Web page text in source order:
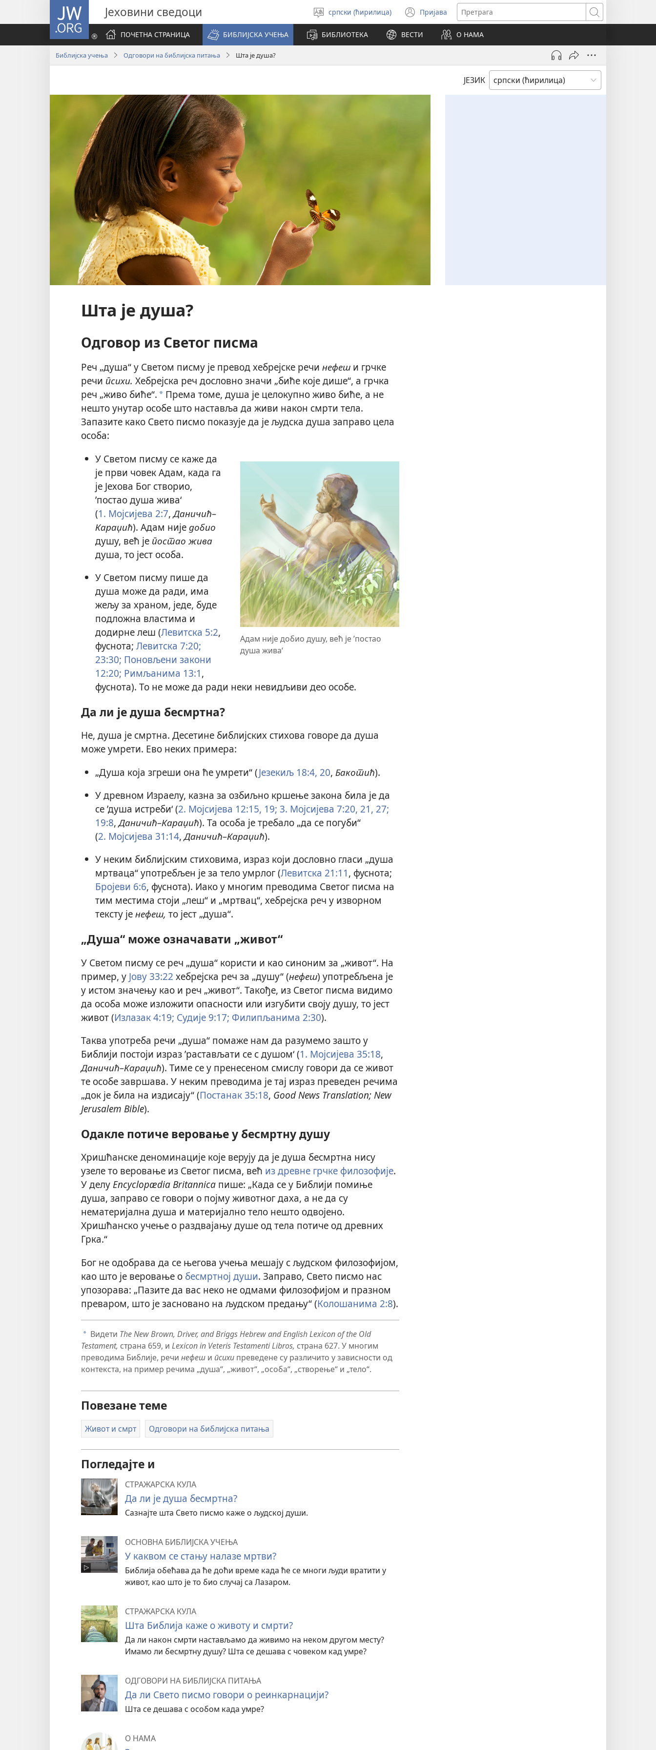
JW.ORG Јеховини сведоци
Изабери
језик
српски (ћирилица) Пријава
(отвара
нови
прозор)
Претрага
ПОЧЕТНА СТРАНИЦА
БИБЛИЈСКА УЧЕЊА БИБЛИОТЕКА ВЕСТИ О НАМА
Библијска учења Одговори на библијска питања Шта је душа?
ЈЕЗИК
Шта је душа?
Одговор из Светог писма
Реч „душа“ у Светом писму је превод хебрејске речи нефеш и грчке
речи психи. Хебрејска реч дословно значи „биће које дише“, а грчка
реч „живо биће“. a Према томе, душа је целокупно живо биће, а не
нешто унутар особе што наставља да живи након смрти тела.
Запазите како Свето писмо показује да је људска душа заправо цела
особа:
Адам није добио душу, већ је ’постао
душа жива‘
У Светом писму се каже да
је први човек Адам, када га
је Јехова Бог створио,
’постао душа жива‘
(1. Мојсијева 2:7,Даничић–
Караџић). Адам није добио
душу, већ је постао жива
душа, то јест особа.
У Светом писму пише да
душа може да ради, има
жељу за храном, једе, буде
подложна властима и
додирне леш (Левитска 5:2,
фуснота; Левитска 7:20;
23:30; Поновљени закони
12:20; Римљанима 13:1,
фуснота). То не може да ради неки невидљиви део особе.
Да ли је душа бесмртна?
Не, душа је смртна. Десетине библијских стихова говоре да душа
може умрети. Ево неких примера:
„Душа која згреши она ће умрети“ (Језекиљ 18:4, 20, Бакотић).
У древном Израелу, казна за озбиљно кршење закона била је да
се ’душа истреби‘ (2. Мојсијева 12:15, 19; 3. Мојсијева 7:20, 21, 27;
19:8,Даничић–Караџић). Та особа је требало „да се погуби“
(2. Мојсијева 31:14,Даничић–Караџић).
У неким библијским стиховима, израз који дословно гласи „душа
мртваца“ употребљен је за тело умрлог (Левитска 21:11, фуснота;
Бројеви 6:6, фуснота). Иако у многим преводима Светог писма на
тим местима стоји „леш“ и „мртвац“, хебрејска реч у изворном
тексту јенефеш, то јест „душа“.
„Душа“ може означавати „живот“
У Светом писму се реч „душа“ користи и као синоним за „живот“. На
пример, у Јову 33:22 хебрејска реч за „душу“ (нефеш) употребљена је
у истом значењу као и реч „живот“. Такође, из Светог писма видимо
да особа може изложити опасности или изгубити своју душу, то јест
живот (Излазак 4:19; Судије 9:17; Филипљанима 2:30).
Таква употреба речи „душа“ помаже нам да разумемо зашто у
Библији постоји израз ’растављати се с душом‘ (1. Мојсијева 35:18,
Даничић–Караџић). Тиме се у пренесеном смислу говори да се живот
те особе завршава. У неким преводима је тај израз преведен речима
„док је била на издисају“ (Постанак 35:18, Good News Translation; New
Jerusalem Bible).
Одакле потиче веровање у бесмртну душу
Хришћанске деноминације које верују да је душа бесмртна нису
узеле то веровање из Светог писма, већ из древне грчке филозофије.
У делуEncyclopædia Britannica пише: „Када се у Библији помиње
душа, заправо се говори о појму животног даха, а не да су
нематеријална душа и материјално тело нешто одвојено.
Хришћанско учење о раздвајању душе од тела потиче од древних
Грка.“
Бог не одобрава да се његова учења мешају с људском филозофијом,
као што је веровање о бесмртној души. Заправо, Свето писмо нас
упозорава: „Пазите да вас неко не одмами филозофијом и празном
преваром, што је засновано на људском предању“ (Колошанима 2:8).
a Видети The New Brown, Driver, and Briggs Hebrew and English Lexicon of the Old
Testament, страна 659, и Lexicon in Veteris Testamenti Libros, страна 627. У многим
преводима Библије, речи нефеш и психи преведене су различито у зависности од
контекста, на пример речима „душа“, „живот“, „особа“, „створење“ и „тело“.
Повезане теме
Живот и смрт Одговори на библијска питања
Погледајте и
СТРАЖАРСКА КУЛА
Да ли је душа бесмртна?
Сазнајте шта Свето писмо каже о људској души.
ОСНОВНА БИБЛИЈСКА УЧЕЊА
У каквом се стању налазе мртви?
Библија обећава да ће доћи време када ће се многи људи вратити у
живот, као што је то био случај са Лазаром.
СТРАЖАРСКА КУЛА
Шта Библија каже о животу и смрти?
Да ли након смрти настављамо да живимо на неком другом месту?
Имамо ли бесмртну душу? Шта се дешава с човеком кад умре?
ОДГОВОРИ НА БИБЛИЈСКА ПИТАЊА
Да ли Свето писмо говори о реинкарнацији?
Шта се дешава с особом када умре?
О НАМА